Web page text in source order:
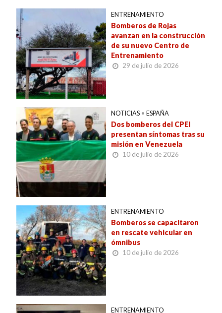
ENTRENAMIENTO
Bomberos de Rojas
avanzan en la construcción
de su nuevo Centro de
Entrenamiento
29 de julio de 2026
NOTICIAS • ESPAÑA
Dos bomberos del CPEI
presentan síntomas tras su
misión en Venezuela
10 de julio de 2026
ENTRENAMIENTO
Bomberos se capacitaron
en rescate vehicular en
ómnibus
10 de julio de 2026
ENTRENAMIENTO